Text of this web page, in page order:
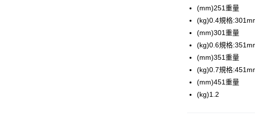
運送方式
全家取貨付款
每筆NT$60，滿
付款後全家取貨
每筆NT$60，滿
7-11取貨付款
(mm)251重量
(kg)0.4規格
(mm)301重量
(kg)0.6規格
(mm)351重量
(kg)0.7規格
(mm)451重量
(kg)1.2